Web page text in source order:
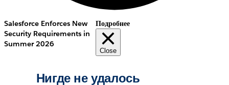
Salesforce Enforces New
Security Requirements in
Summer 2026
Подробнее
Close
Нигде не удалось